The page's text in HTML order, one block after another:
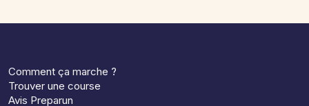
Comment ça marche ?
Trouver une course
Avis Preparun